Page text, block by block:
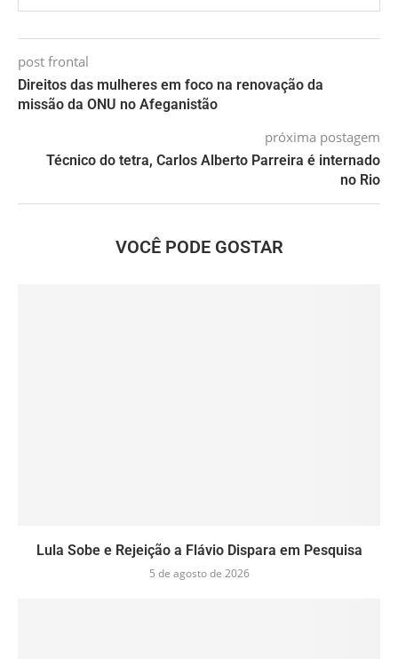
post frontal
Direitos das mulheres em foco na renovação da
missão da ONU no Afeganistão
próxima postagem
Técnico do tetra, Carlos Alberto Parreira é internado
no Rio
VOCÊ PODE GOSTAR
Lula Sobe e Rejeição a Flávio Dispara em Pesquisa
5 de agosto de 2026